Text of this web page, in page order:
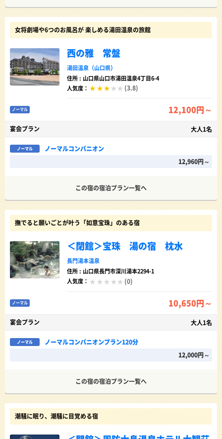
女将劇場や6つのお風呂が 楽しめる湯田温泉の旅館
西の雅 常盤
湯田温泉（山口県）
住所 : 山口県山口市湯田温泉4丁目6-4
人気度：
(3.8)
ノーマル 12,100円～
宴会プラン 大人1名
ノーマル
ノーマルコンパニオン
12,960円～
この宿の宿泊プラン一覧へ
撫でると願いごとが叶う「如意宝珠」のある宿
＜閉館＞宝珠 湯の宿 枕水
長門湯本温泉
住所 : 山口県長門市深川湯本2294-1
人気度：
(0)
ノーマル 10,650円～
宴会プラン 大人1名
ノーマル
ノーマルコンパニオンプラン120分
12,000円～
この宿の宿泊プラン一覧へ
潮騒に眠り、潮騒に目覚める宿